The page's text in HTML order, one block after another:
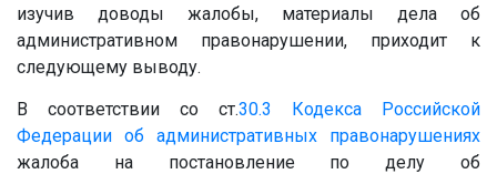
изучив доводы жалобы, материалы дела об
административном правонарушении, приходит к
следующему выводу.
В соответствии со ст.30.3
Кодекса Российской
Федерации об административных правонарушениях
жалоба на постановление по делу об